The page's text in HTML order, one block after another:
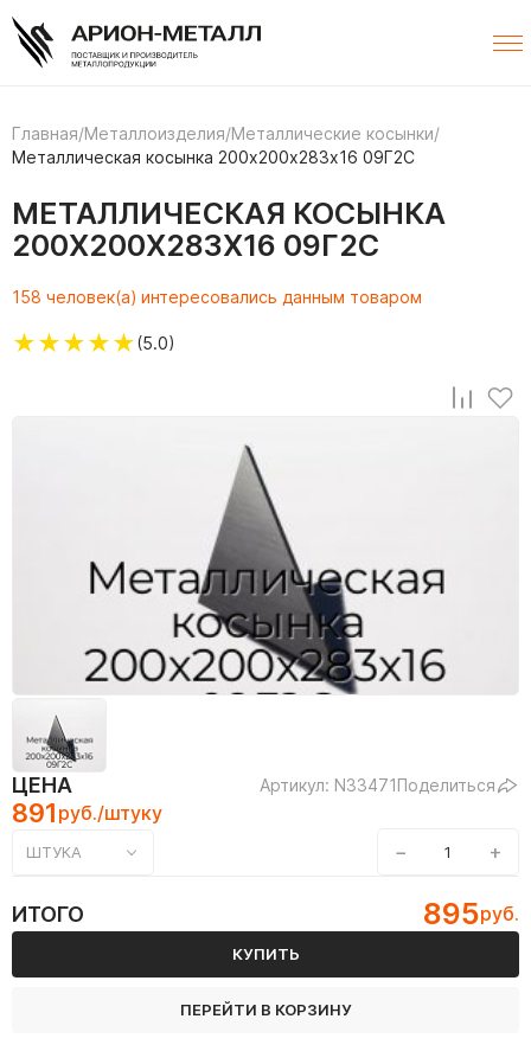
Главная/Металлоизделия/Металлические косынки/
Металлическая косынка 200х200х283х16 09Г2С
МЕТАЛЛИЧЕСКАЯ КОСЫНКА
200Х200Х283Х16 09Г2С
158 человек(а) интересовались данным товаром
★★★★★(5.0)
ЦЕНА Артикул: N33471Поделиться
891 руб./штуку
ШТУКА − +
ИТОГО 895руб.
КУПИТЬ
ПЕРЕЙТИ В КОРЗИНУ